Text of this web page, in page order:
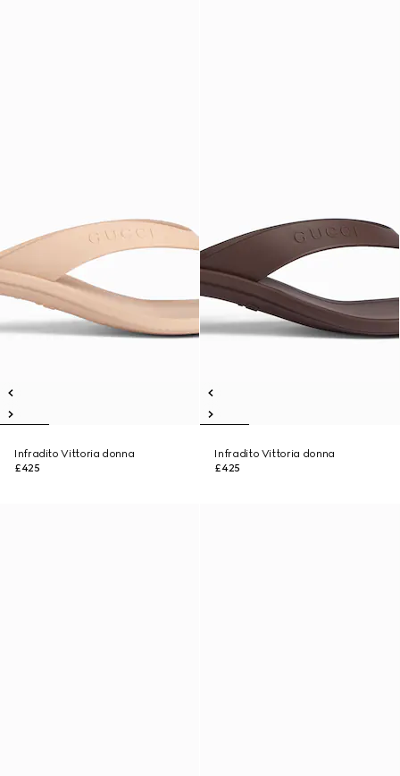
Infradito Vittoria donna
£425
Infradito Vittoria donna
£425